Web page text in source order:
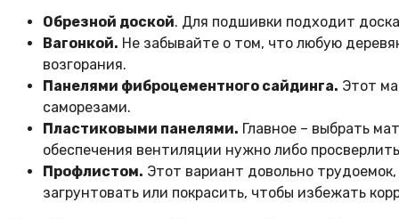
Обрезной доской. Для подшивки подходит
Вагонкой. Не забывайте о том, что любую
возгорания.
Панелями фиброцементного сайдинга. Этот
саморезами.
Пластиковыми панелями. Главное – выбрать
обеспечения вентиляции нужно либо
Профлистом. Этот вариант довольно
загрунтовать или покрасить, чтобы избежать